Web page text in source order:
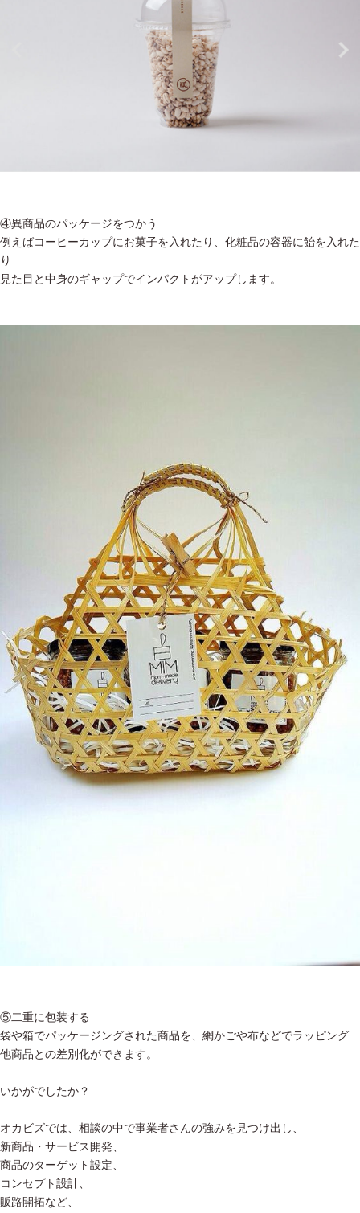
④異商品のパッケージをつかう
例えばコーヒーカップにお菓子を入れたり、化粧品の容器に飴を入れた
り
見た目と中身のギャップでインパクトがアップします。
⑤二重に包装する
袋や箱でパッケージングされた商品を、網かごや布などでラッピング
他商品との差別化ができます。
いかがでしたか？
オカビズでは、相談の中で事業者さんの強みを見つけ出し、
新商品・サービス開発、
商品のターゲット設定、
コンセプト設計、
販路開拓など、